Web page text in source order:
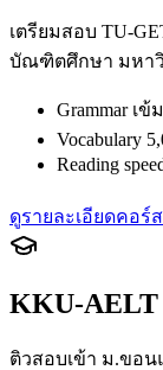
เตรียมสอบ TU-
บัณฑิตศึกษา มหา
Grammar เ
Vocabulary
Reading
ดูรายละเอียดคอร์ส
KKU-AELT
ติวสอบเข้า ม.ขอ